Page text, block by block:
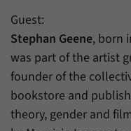
Guest:
Stephan Geene, born
was part of the artist
founder of the
bookstore and
theory, gender and